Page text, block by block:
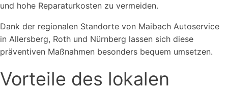
und hohe Reparaturkosten zu vermeiden.
Dank der regionalen Standorte von Maibach Autoservice
in Allersberg, Roth und Nürnberg lassen sich diese
präventiven Maßnahmen besonders bequem umsetzen.
Vorteile des lokalen